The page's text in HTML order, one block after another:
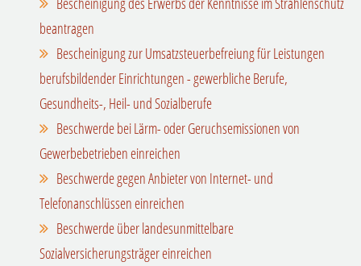
beantragen
Bescheinigung zur Umsatzsteuerbefreiung für Leistungen
berufsbildender Einrichtungen - gewerbliche Berufe,
Gesundheits-, Heil- und Sozialberufe
Beschwerde bei Lärm- oder Geruchsemissionen von
Gewerbebetrieben einreichen
Beschwerde gegen Anbieter von Internet- und
Telefonanschlüssen einreichen
Beschwerde über landesunmittelbare
Sozialversicherungsträger einreichen